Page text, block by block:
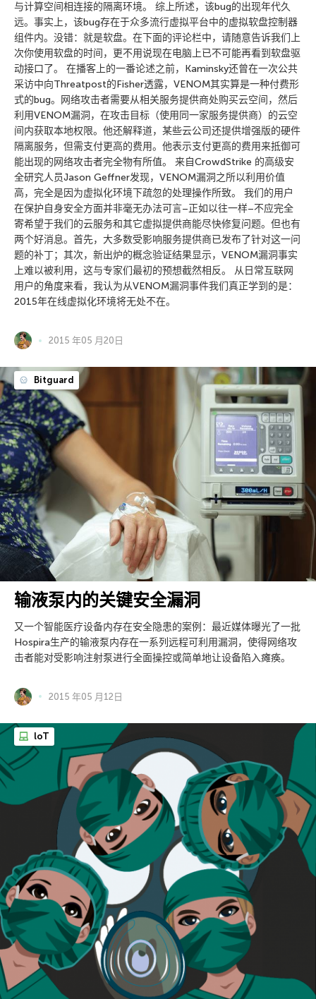
与计算空间相连接的隔离环境。 综上所述，该bug的出现年代久
远。事实上，该bug存在于众多流行虚拟平台中的虚拟软盘控制器
组件内。没错：就是软盘。在下面的评论栏中，请随意告诉我们上
次你使用软盘的时间，更不用说现在电脑上已不可能再看到软盘驱
动接口了。 在播客上的一番论述之前，Kaminsky还曾在一次公共
采访中向Threatpost的Fisher透露，VENOM其实算是一种付费形
式的bug。网络攻击者需要从相关服务提供商处购买云空间，然后
利用VENOM漏洞，在攻击目标（使用同一家服务提供商）的云空
间内获取本地权限。他还解释道，某些云公司还提供增强版的硬件
隔离服务，但需支付更高的费用。他表示支付更高的费用来抵御可
能出现的网络攻击者完全物有所值。 来自CrowdStrike 的高级安
全研究人员Jason Geffner发现，VENOM漏洞之所以利用价值
高，完全是因为虚拟化环境下疏忽的处理操作所致。 我们的用户
在保护自身安全方面并非毫无办法可言–正如以往一样–不应完全
寄希望于我们的云服务和其它虚拟提供商能尽快修复问题。但也有
两个好消息。首先，大多数受影响服务提供商已发布了针对这一问
题的补丁；其次，新出炉的概念验证结果显示，VENOM漏洞事实
上难以被利用，这与专家们最初的预想截然相反。 从日常互联网
用户的角度来看，我认为从VENOM漏洞事件我们真正学到的是：
2015年在线虚拟化环境将无处不在。
2015 年05 月20日
Bitguard
输液泵内的关键安全漏洞
又一个智能医疗设备内存在安全隐患的案例：最近媒体曝光了一批
Hospira生产的输液泵内存在一系列远程可利用漏洞，使得网络攻
击者能对受影响注射泵进行全面操控或简单地让设备陷入瘫痪。
2015 年05 月12日
loT